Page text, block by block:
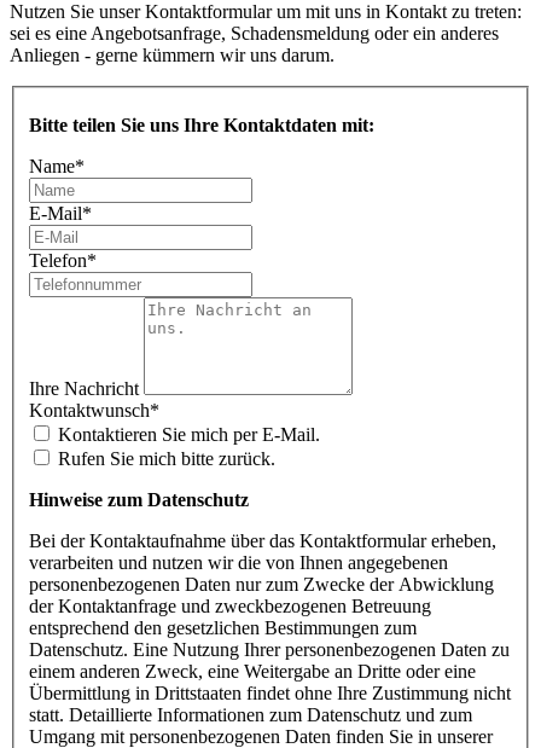
Nutzen Sie unser Kontaktformular um mit uns in Kontakt zu treten:
sei es eine Angebotsanfrage, Schadensmeldung oder ein anderes
Anliegen - gerne kümmern wir uns darum.
Bitte teilen Sie uns Ihre Kontaktdaten mit:
Name*
E-Mail*
Telefon*
Ihre Nachricht
Kontaktwunsch*
Kontaktieren Sie mich per E-Mail.
Rufen Sie mich bitte zurück.
Hinweise zum Datenschutz
Bei der Kontaktaufnahme über das Kontaktformular erheben,
verarbeiten und nutzen wir die von Ihnen angegebenen
personenbezogenen Daten nur zum Zwecke der Abwicklung
der Kontaktanfrage und zweckbezogenen Betreuung
entsprechend den gesetzlichen Bestimmungen zum
Datenschutz. Eine Nutzung Ihrer personenbezogenen Daten zu
einem anderen Zweck, eine Weitergabe an Dritte oder eine
Übermittlung in Drittstaaten findet ohne Ihre Zustimmung nicht
statt. Detaillierte Informationen zum Datenschutz und zum
Umgang mit personenbezogenen Daten finden Sie in unserer